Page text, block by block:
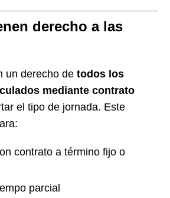
derecho a las
un derecho de todos los
mediante contrato
el tipo de jornada. Este
contrato a término fijo o
parcial